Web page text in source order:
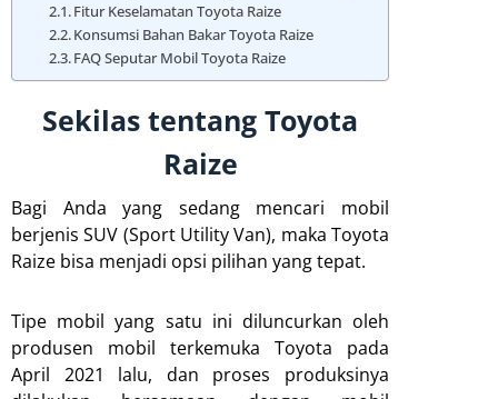
Fitur Keselamatan Toyota Raize
Konsumsi Bahan Bakar Toyota Raize
FAQ Seputar Mobil Toyota Raize
Sekilas tentang Toyota
Raize
Bagi Anda yang sedang mencari mobil
berjenis SUV (Sport Utility Van), maka Toyota
Raize bisa menjadi opsi pilihan yang tepat.
Tipe mobil yang satu ini diluncurkan oleh
produsen mobil terkemuka Toyota pada
April 2021 lalu, dan proses produksinya